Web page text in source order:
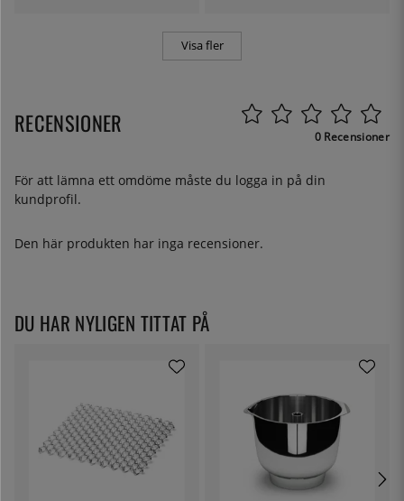
Visa fler
RECENSIONER 0 Recensioner
För att lämna ett omdöme måste du logga in på din
kundprofil.
Den här produkten har inga recensioner.
DU HAR NYLIGEN TITTAT PÅ